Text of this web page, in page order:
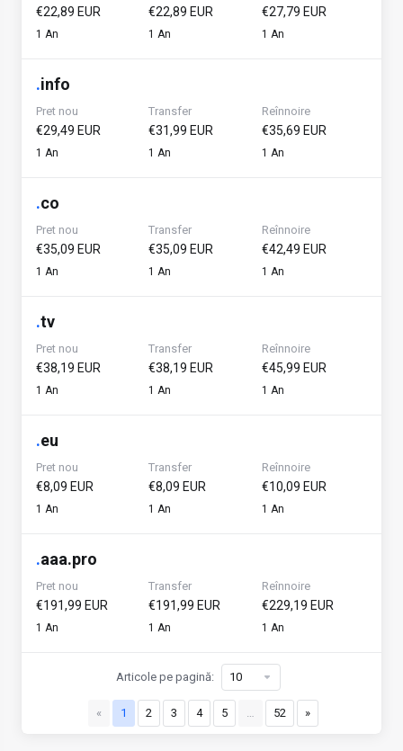
€22,89 EUR
1 An
€22,89 EUR
1 An
€27,79 EUR
1 An
.info
Pret nou
€29,49 EUR
1 An
Transfer
€31,99 EUR
1 An
Reînnoire
€35,69 EUR
1 An
.co
Pret nou
€35,09 EUR
1 An
Transfer
€35,09 EUR
1 An
Reînnoire
€42,49 EUR
1 An
.tv
Pret nou
€38,19 EUR
1 An
Transfer
€38,19 EUR
1 An
Reînnoire
€45,99 EUR
1 An
.eu
Pret nou
€8,09 EUR
1 An
Transfer
€8,09 EUR
1 An
Reînnoire
€10,09 EUR
1 An
.aaa.pro
Pret nou
€191,99 EUR
1 An
Transfer
€191,99 EUR
1 An
Reînnoire
€229,19 EUR
1 An
« 1 2 3 4 5 … 52 »
Articole pe pagină: